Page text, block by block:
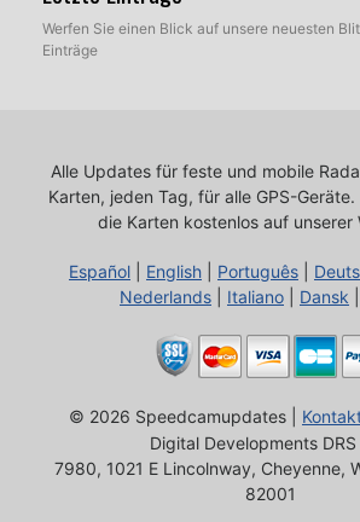
Werfen Sie einen Blick auf unsere neuesten
Einträge
Alle Updates für feste und mobile
Karten, jeden Tag, für alle GPS-Geräte.
die Karten kostenlos auf unserer
Español English Português
Nederlands
Italiano Dansk
© 2026 Speedcamupdates |
Digital Developments DRS
7980, 1021 E Lincolnway, Cheyenne,
82001